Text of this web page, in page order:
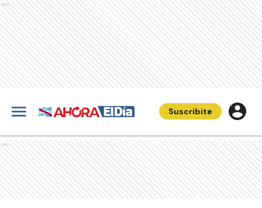
Ads
Suscribite
Ads